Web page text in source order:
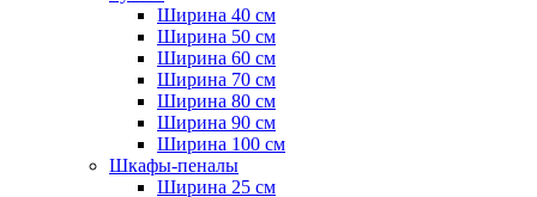
Ширина 40 см
Ширина 50 см
Ширина 60 см
Ширина 70 см
Ширина 80 см
Ширина 90 см
Ширина 100 см
Шкафы-пеналы
Ширина 25 см